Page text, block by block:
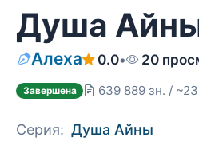
Душа
Алеха 0.0• 20
Завершена 639 889 зн. /
Серия: Душа Айны